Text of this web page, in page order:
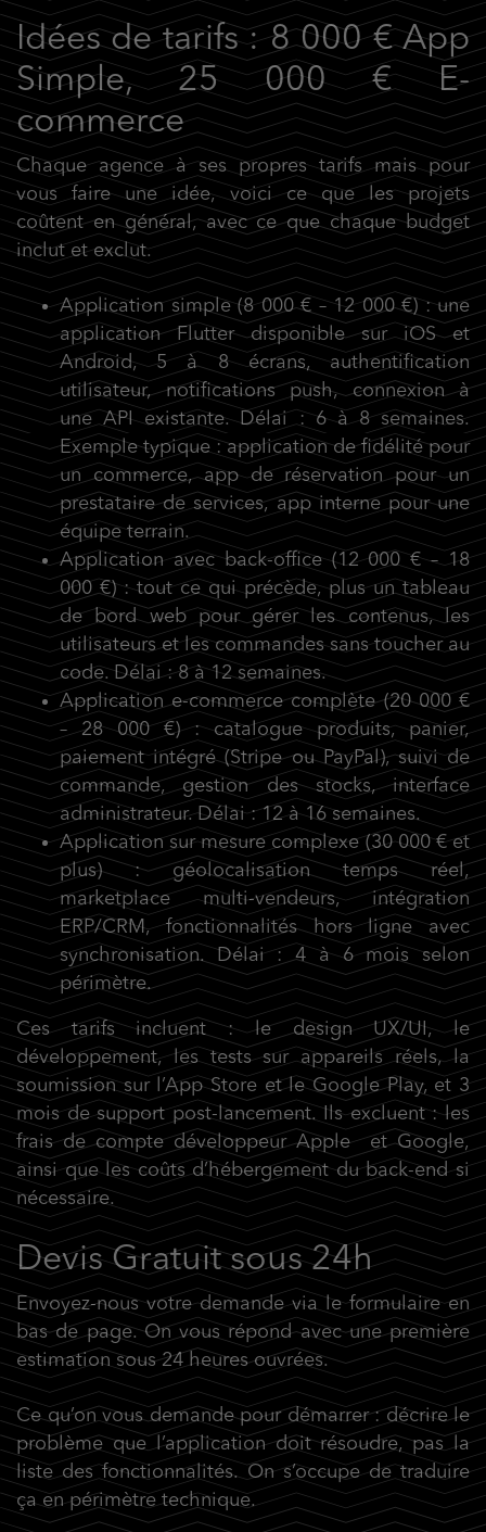
Idées de tarifs : 8 000 € App
Simple, 25 000 € E-
commerce
Chaque agence à ses propres tarifs mais pour
vous faire une idée, voici ce que les projets
coûtent en général, avec ce que chaque budget
inclut et exclut.
Application simple(8 000 € – 12 000 €) : une
application Flutter disponible sur iOS et
Android, 5 à 8 écrans, authentification
utilisateur, notifications push, connexion à
une API existante. Délai : 6 à 8 semaines.
Exemple typique : application de fidélité pour
un commerce, app de réservation pour un
prestataire de services, app interne pour une
équipe terrain.
Application avec back-office(12 000 € – 18
000 €) : tout ce qui précède, plus un tableau
de bord web pour gérer les contenus, les
utilisateurs et les commandes sans toucher au
code. Délai : 8 à 12 semaines.
Application e-commerce complète(20 000 €
– 28 000 €) : catalogue produits, panier,
paiement intégré (Stripe ou PayPal), suivi de
commande, gestion des stocks, interface
administrateur. Délai : 12 à 16 semaines.
Application sur mesure complexe (30 000 € et
plus) : géolocalisation temps réel,
marketplace multi-vendeurs, intégration
ERP/CRM, fonctionnalités hors ligne avec
synchronisation. Délai : 4 à 6 mois selon
périmètre.
Ces tarifs incluent : le design UX/UI, le
développement, les tests sur appareils réels, la
soumission sur l’App Store et le Google Play, et 3
mois de support post-lancement. Ils excluent : les
frais de compte développeur Apple et Google,
ainsi que les coûts d’hébergement du back-end si
nécessaire.
Devis Gratuit sous 24h
Envoyez-nous votre demande via le formulaire en
bas de page. On vous répond avec une première
estimation sous 24 heures ouvrées.
Ce qu’on vous demande pour démarrer : décrire le
problème que l’application doit résoudre, pas la
liste des fonctionnalités. On s’occupe de traduire
ça en périmètre technique.